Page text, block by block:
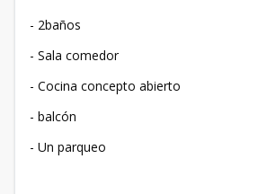
- 2baños
- Sala comedor
- Cocina concepto abierto
- balcón
- Un parqueo